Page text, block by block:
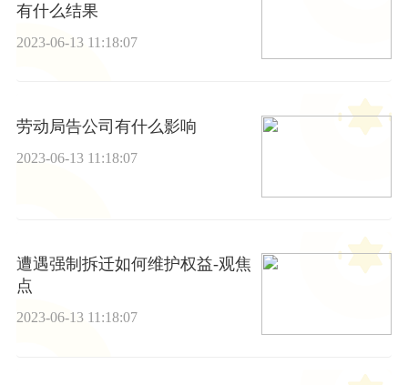
有什么结果
2023-06-13 11:18:07
劳动局告公司有什么影响
2023-06-13 11:18:07
遭遇强制拆迁如何维护权益-观焦
点
2023-06-13 11:18:07